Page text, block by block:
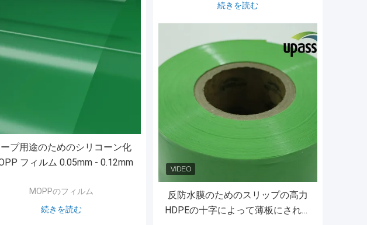
プ用途のためのシリコーン化
フィルム 0.05mm - 0.12mm
MOPPのフィルム
続きを読む
続きを読む
反防水膜のためのスリップの高力
HDPEの十字によって薄板にされる